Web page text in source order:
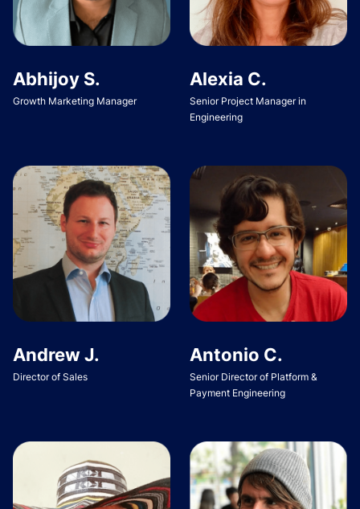
Abhijoy S.
Growth Marketing Manager
Alexia C.
Senior Project Manager in
Engineering
Andrew J.
Director of Sales
Antonio C.
Senior Director of Platform &
Payment Engineering